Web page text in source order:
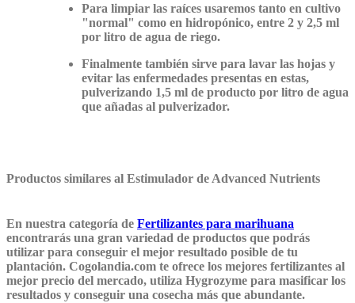
Para limpiar las raíces usaremos tanto en cultivo
"normal" como en hidropónico, entre 2 y 2,5 ml
por litro de agua de riego.
Finalmente también sirve para lavar las hojas y
evitar las enfermedades presentas en estas,
pulverizando 1,5 ml de producto por litro de agua
que añadas al pulverizador.
Productos similares al Estimulador de Advanced Nutrients
En nuestra categoría de Fertilizantes para marihuana
encontrarás una gran variedad de productos que podrás
utilizar para conseguir el mejor resultado posible de tu
plantación. Cogolandia.com te ofrece los mejores fertilizantes al
mejor precio del mercado, utiliza Hygrozyme para masificar los
resultados y conseguir una cosecha más que abundante.